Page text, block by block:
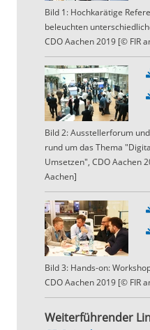
Bild 1: Hochkarätige
beleuchten
CDO Aachen 2019 [© FIR
Bild 2: Ausstellerforum
rund um das Thema
Umsetzen", CDO Aachen
Aachen]
Bild 3: Hands-on:
CDO Aachen 2019 [© FIR
Weiterführender